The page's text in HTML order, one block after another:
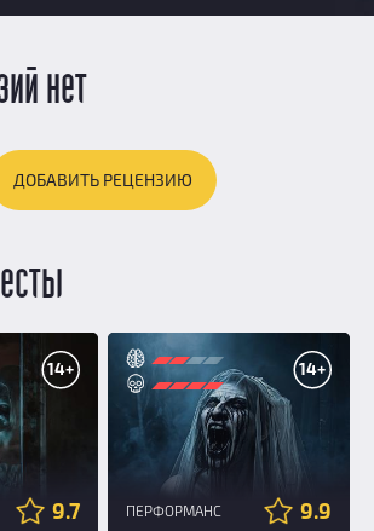
нет
ДОБАВИТЬ РЕЦЕНЗИЮ
14+
9.7
14+
ПЕРФОРМАНС 9.9